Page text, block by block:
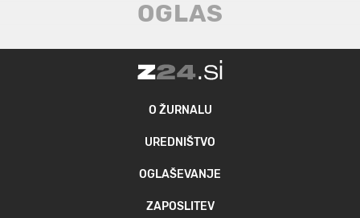
O ŽURNALU
UREDNIŠTVO
OGLAŠEVANJE
ZAPOSLITEV